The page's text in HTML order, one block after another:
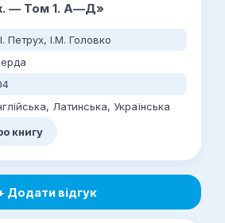
— Том 1. А—Д»
Петрух, І.М. Головко
Латинська, Українська
книгу
Додати відгук